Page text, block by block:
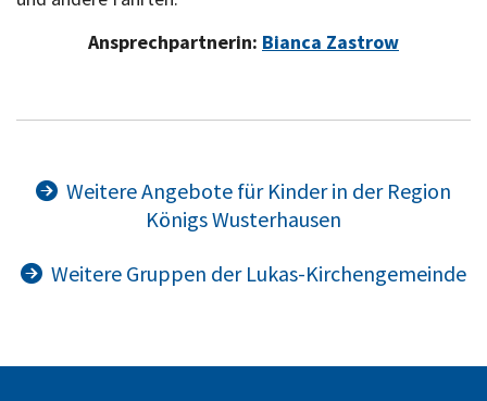
Ansprechpartnerin: Bianca Zastrow
 Weitere Angebote für Kinder in der Region
Königs Wusterhausen
 Weitere Gruppen der Lukas-Kirchengemeinde